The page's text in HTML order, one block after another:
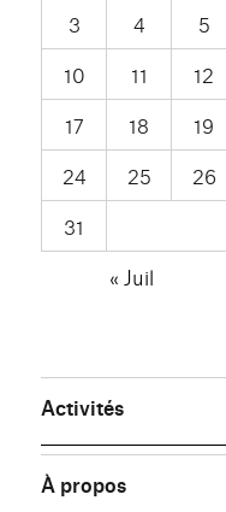
3
4 5
10
11 12
17
18 19
24
25 26
31
« Juil
Activités
À propos